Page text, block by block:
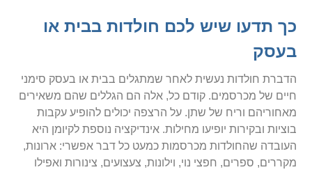
כך תדעו שיש לכם חולדות בבית או
בעסק
הדברת חולדות נעשית לאחר שמתגלים בבית או בעסק סימני
חיים של מכרסמים. קודם כל, אלה הם הגללים שהם משאירים
מאחוריהם וריח של שתן. על הרצפה יכולים להופיע עקבות
בוציות ובקירות יופיעו מחילות. אינדיקציה נוספת לקיומן היא
העובדה שהחולדות מכרסמות כמעט כל דבר אפשרי: ארונות,
מקררים, ספרים, חפצי נוי, וילונות, צעצועים, צינורות ואפילו